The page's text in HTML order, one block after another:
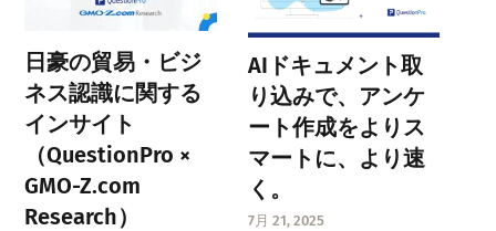
日豪の貿易・ビジ
ネス認識に関する
インサイト
（QuestionPro ×
GMO-Z.com
Research）
AIドキュメント取
り込みで、アンケ
ート作成をよりス
マートに、より速
く。
7月 21, 2025